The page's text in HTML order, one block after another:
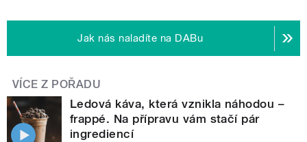
Jak nás naladíte na DABu
VÍCE Z POŘADU
Ledová káva, která vznikla náhodou –
frappé. Na přípravu vám stačí pár
ingrediencí